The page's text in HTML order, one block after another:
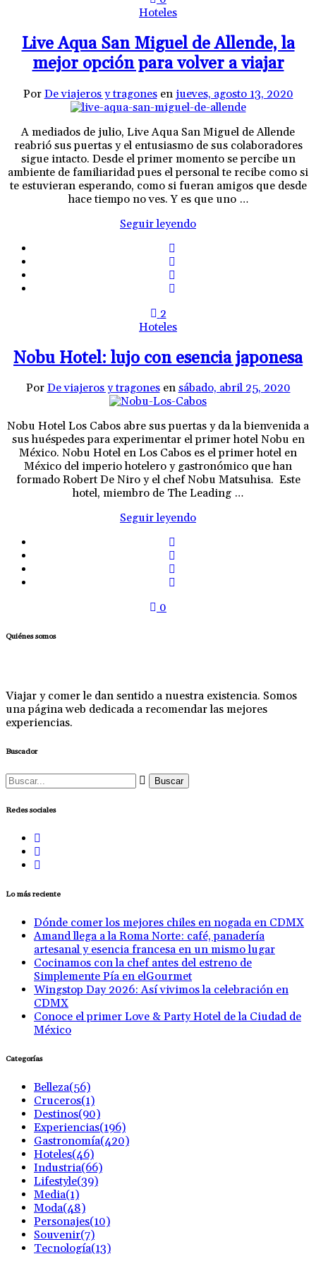
Hoteles
Live Aqua San Miguel de Allende, la
mejor opción para volver a viajar
Por De viajeros y tragones en jueves, agosto 13, 2020
A mediados de julio, Live Aqua San Miguel de Allende
reabrió sus puertas y el entusiasmo de sus colaboradores
sigue intacto. Desde el primer momento se percibe un
ambiente de familiaridad pues el personal te recibe como si
te estuvieran esperando, como si fueran amigos que desde
hace tiempo no ves. Y es que uno …
Seguir leyendo
2
Hoteles
Nobu Hotel: lujo con esencia japonesa
Por De viajeros y tragones en sábado, abril 25, 2020
Nobu Hotel Los Cabos abre sus puertas y da la bienvenida a
sus huéspedes para experimentar el primer hotel Nobu en
México. Nobu Hotel en Los Cabos es el primer hotel en
México del imperio hotelero y gastronómico que han
formado Robert De Niro y el chef Nobu Matsuhisa. Este
hotel, miembro de The Leading …
Seguir leyendo
0
Quiénes somos
Viajar y comer le dan sentido a nuestra existencia. Somos
una página web dedicada a recomendar las mejores
experiencias.
Buscador
Buscar:
Redes sociales
Lo más reciente
Dónde comer los mejores chiles en nogada en CDMX
Amand llega a la Roma Norte: café, panadería
artesanal y esencia francesa en un mismo lugar
Cocinamos con la chef antes del estreno de
Simplemente Pía en elGourmet
Wingstop Day 2026: Así vivimos la celebración en
CDMX
Conoce el primer Love & Party Hotel de la Ciudad de
México
Categorías
Belleza(56)
Cruceros(1)
Destinos(90)
Experiencias(196)
Gastronomía(420)
Hoteles(46)
Industria(66)
Lifestyle(39)
Media(1)
Moda(48)
Personajes(10)
Souvenir(7)
Tecnología(13)